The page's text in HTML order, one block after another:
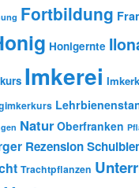
Fortbildung
Honigernte
Imkerei
Natur Oberfranken
Rezension
Trachtpflanzen